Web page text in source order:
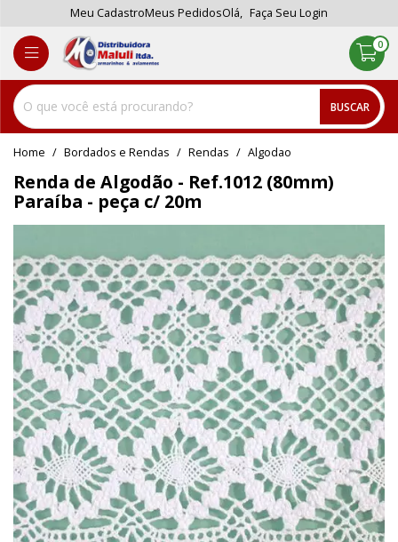
Meu CadastroMeus PedidosOlá, Faça Seu Login
BUSCAR
0
home Bordados e Rendas rendas algodao
Renda de Algodão - Ref.1012 (80mm)
Paraíba - peça c/ 20m